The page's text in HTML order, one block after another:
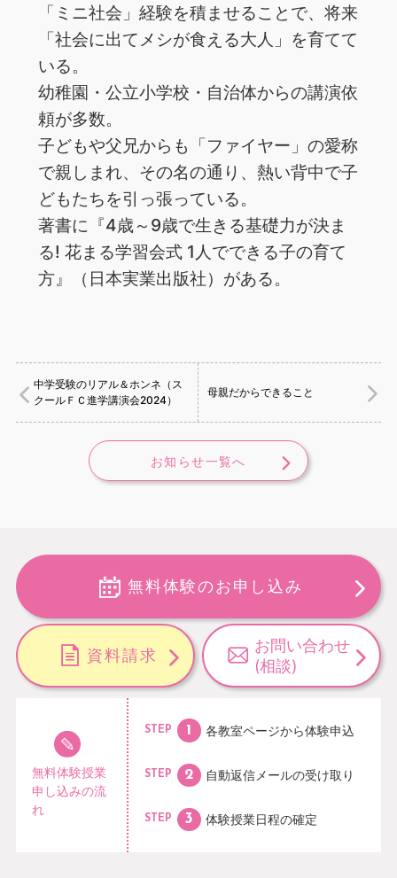
「ミニ社会」経験を積ませることで、将来
「社会に出てメシが食える大人」を育てて
いる。
幼稚園・公立小学校・自治体からの講演依
頼が多数。
子どもや父兄からも「ファイヤー」の愛称
で親しまれ、その名の通り、熱い背中で子
どもたちを引っ張っている。
著書に『4歳～9歳で生きる基礎力が決ま
る! 花まる学習会式 1人でできる子の育て
方』（日本実業出版社）がある。
中学受験のリアル＆ホンネ（ス
クールＦＣ進学講演会2024）
母親だからできること
お知らせ一覧へ
無料体験のお申し込み
資料請求
お問い合わせ
(相談)
無料体験授業
申し込みの流
れ
STEP 各教室ページから体験申込
STEP 自動返信メールの受け取り
STEP 体験授業日程の確定